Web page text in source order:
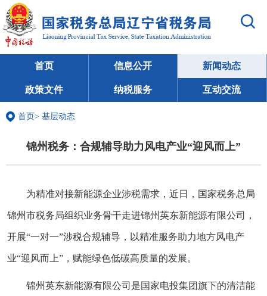
首页 信息公开 新闻动态
政策文件 纳税服务 互动交流
首页> 基层动态
锦州税务：合规辅导助力风电产业“迎风而上”
为精准对接新能源企业涉税需求，近日，国家税务总局
锦州市税务局组织业务骨干走进锦州英东新能源有限公司，
开展“一对一”涉税合规辅导，以精准服务助力地方风电产
业“迎风而上”，赋能绿色低碳高质量的发展。
锦州英东新能源有限公司是国家电投集团旗下的清洁能